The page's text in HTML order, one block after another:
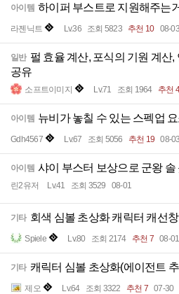
아이템 하이퍼 부스트로 지원해주는
라젠닉트 Lv.36 조회 5823 추천 10 08-03
일반 펄 효율 계산, 포식의 기원 계산,
공유
소프트이미지 Lv.71 조회 1964 추천 4
아이템 뉴비가 놓칠 수 있는 스펙업 요
Gdh4567 Lv.67 조회 5056 추천 19 08-03
아이템 샤이 부스터 보상으로 군왕 솔
린2유저 Lv.41 조회 3529 08-01
기타 회색 심볼 초상화 캐릭터 캐선창
Spiele Lv.80 조회 2174 추천 7 08-01
기타 캐릭터 심볼 초상화(에이전트
제오 Lv.64 조회 3322 추천 7 07-30